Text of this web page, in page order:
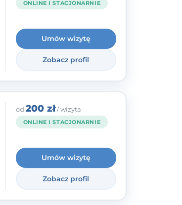
ONLINE I STACJONARNIE
Umów wizytę
Zobacz profil
od 200 zł/ wizyta
ONLINE I STACJONARNIE
Umów wizytę
Zobacz profil